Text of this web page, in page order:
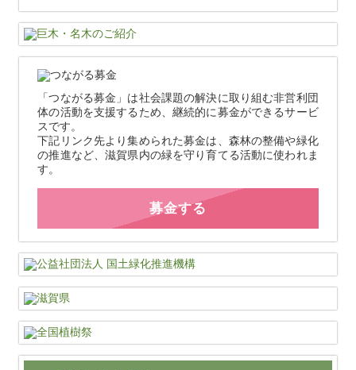
「つながる募金」は社会課題の解決に取り組む非営利団
体の活動を支援するため、継続的に募金ができるサービ
スです。
下記リンク先より集められた募金は、森林の整備や緑化
の推進など、滋賀県内の緑を守り育てる活動に使われま
す。
募金する